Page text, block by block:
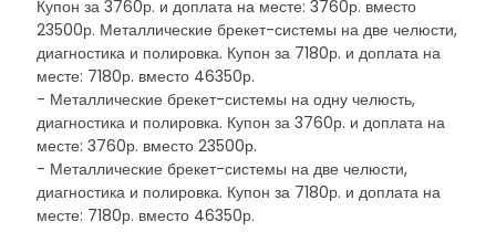
Купон за 3760р. и доплата на месте: 3760р. вместо
23500р. Металлические брекет-системы на две челюсти,
диагностика и полировка. Купон за 7180р. и доплата на
месте: 7180р. вместо 46350р.
- Металлические брекет-системы на одну челюсть,
диагностика и полировка. Купон за 3760р. и доплата на
месте: 3760р. вместо 23500р.
- Металлические брекет-системы на две челюсти,
диагностика и полировка. Купон за 7180р. и доплата на
месте: 7180р. вместо 46350р.